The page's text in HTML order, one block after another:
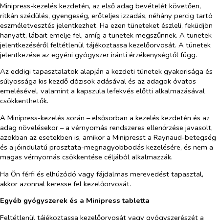
Minipress-kezelés kezdetén, az első adag bevételét követően,
ritkán szédülés, gyengeség, erőteljes izzadás, néhány percig tartó
eszméletvesztés jelentkezhet. Ha ezen tüneteket észleli, feküdjön
hanyatt, lábait emelje fel, amíg a tünetek megszűnnek. A tünetek
jelentkezéséről feltétlenül tájékoztassa kezelőorvosát. A tünetek
jelentkezése az egyéni gyógyszer iránti érzékenységtől függ.
Az eddigi tapasztalatok alapján a kezdeti tünetek gyakorisága és
súlyossága kis kezdő dózisok adásával és az adagok óvatos
emelésével, valamint a kapszula lefekvés előtti alkalmazásával
csökkenthetők.
A Minipress-kezelés során – elsősorban a kezelés kezdetén és az
adag növelésekor – a vérnyomás rendszeres ellenőrzése javasolt,
azokban az esetekben is, amikor a Minipresst a Raynaud-betegség
és a jóindulatú prosztata-megnagyobbodás kezelésére, és nem a
magas vérnyomás csökkentése céljából alkalmazzák.
Ha Ön férfi és elhúzódó vagy fájdalmas merevedést tapasztal,
akkor azonnal keresse fel kezelőorvosát.
Egyéb gyógyszerek és a Minipress tabletta
Feltétlenül tájékoztassa kezelőorvosát vagy gyógyszerészét a